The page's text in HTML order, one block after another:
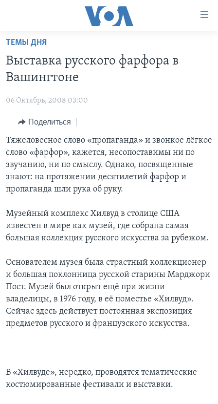
Перейти
основной
контент
навигации
Перейти
поиск
НОВОСТИ ЗА МИНУТУ
ИТОГИ
ПОЧЕМУ ЭТО ВАЖНО?
ДИСКУССИЯ VOA
ДЕТАЛИ
НЬЮ-ЙОРК NEW YORK
АМЕРИКА. БОЛЬШОЕ ПУТЕШЕСТВИЕ
УЧИМ АНГЛИЙСКИЙ
НАША АМЕРИКАНСКАЯ ИСТОРИЯ
А КАК В АМЕРИКЕ?
АРТЕФАКТЫ
АМЕРИКАНСКИЕ ГОРОДКИ
ТЕСТЫ
ЭКСПЕРТИЗА
ИНТЕРВЬЮ
ФАКТЫ ПРОТИВ ФЕЙКОВ
ЗА СВОБОДУ ПРЕССЫ
УЧИМ АНГЛИЙСКИЙ
ВИДЕО
ПОДПИСКА НА НОВОСТИ
Learning English
СОЦИАЛЬНЫЕ СЕТИ
Языки
ТЕМЫ ДНЯ
Выставка русского фарфора в
Вашингтоне
06 Октябрь, 2008 03:00
Поделиться
Тяжеловесное слово «пропаганда» и звонкое лёгкое
слово «фарфор», кажется, несопоставимы ни по
звучанию, ни по смыслу. Однако, посвященные
знают: на протяжении десятилетий фарфор и
пропаганда шли рука об руку.
Музейный комплекс Хилвуд в столице США
известен в мире как музей, где собрана самая
большая коллекция русского искусства за рубежом.
Основателем музея была страстный коллекционер
и большая поклонница русской старины Марджори
Пост. Музей был открыт ещё при жизни
владелицы, в 1976 году, в её поместье «Хилвуд».
Сейчас здесь действует постоянная экспозиция
предметов русского и французского искусства.
В «Хилвуде», нередко, проводятся тематические
костюмированные фестивали и выставки.